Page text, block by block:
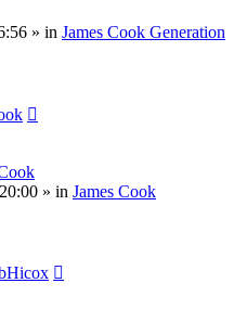
» in James Cook Generation
» in James Cook